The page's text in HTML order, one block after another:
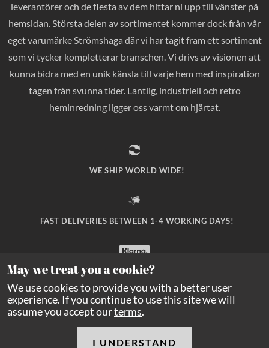
leverantörer och de flesta av dem hittar ni upp till vänster på
hemsidan. Största delen av sortimentet kommer dock från vår
eget varumärke Strömshaga där vi har tagit fram ett sortiment
som vi tycker kompletterar branschen. Vi drivs av visionen att
kunna bidra med en unik känsla till varje hem med inspiration
tagen från svunna tider. Lantlig, industriell och retro
heminredning ligger oss varmt om hjärtat.
WE SHIP WORLD WIDE!
FAST DELIVERIES BETWEEN 1-4 WORKING DAYS!
SAFE PAYMENT WITH KLARNA CHECKOUT!
May we treat you a cookie?
We use cookies to provide you with a better user
experience. If you continue to use this site we will
assume you accept ourterms.
I UNDERSTAND